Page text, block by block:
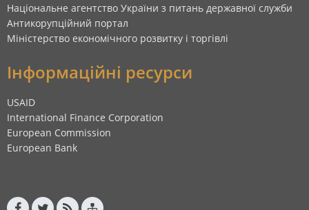
Національне агентство України з питань державної служби
Антикорупційний портал
Міністерство економічного розвитку і торгівлі
Інформаційні ресурси
USAID
International Finance Corporation
European Commission
European Bank